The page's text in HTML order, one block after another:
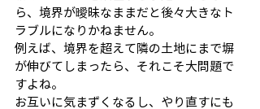
ら、境界が曖昧なままだと後々大きなト
ラブルになりかねません。
例えば、境界を超えて隣の土地にまで塀
が伸びてしまったら、それこそ大問題で
すよね。
お互いに気まずくなるし、やり直すにも